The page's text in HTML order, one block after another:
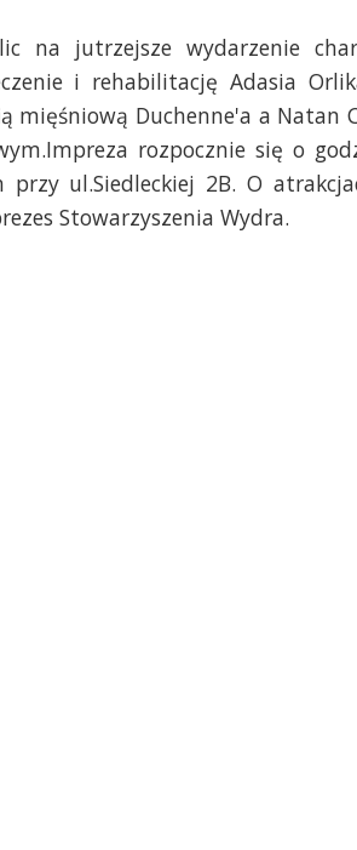
na jutrzejsze wydarzenie
i rehabilitację Adasia
mięśniową Duchenne'a a Natan
rozpocznie się o
przy ul.Siedleckiej 2B. O
Stowarzyszenia Wydra.